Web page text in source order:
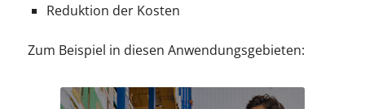
Reduktion der Kosten
Zum Beispiel in diesen Anwendungsgebieten: